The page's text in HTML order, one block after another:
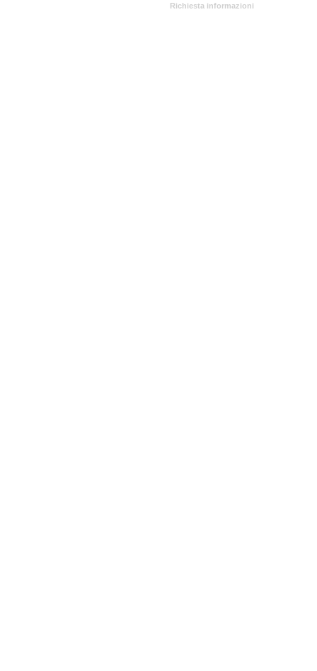
Richiesta informazioni